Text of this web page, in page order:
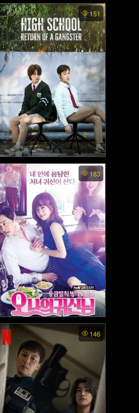
Squid Game พากย์ไทย - สค
วิดเกม เล่นลุ้นตาย (2021)151
High School Return of a
Gangster พากย์ไทย - นักเลง
ซ่าส์ ท้าวัยเรียน (2024)
183
Oh My Ghost พากย์ไทย - สาว
ขี้อายกับยัยผีจอมหื่น (2015)
146